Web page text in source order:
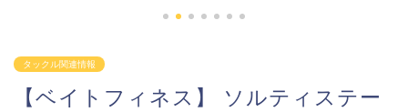
タックル関連情報
【ベイトフィネス】 ソルティステー